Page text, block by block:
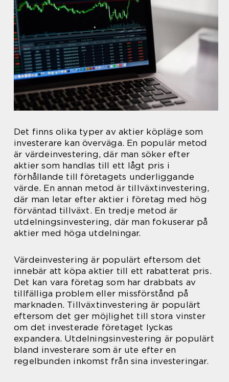
Det finns olika typer av aktier köpläge som
investerare kan överväga. En populär metod
är värdeinvestering, där man söker efter
aktier som handlas till ett lågt pris i
förhållande till företagets underliggande
värde. En annan metod är tillväxtinvestering,
där man letar efter aktier i företag med hög
förväntad tillväxt. En tredje metod är
utdelningsinvestering, där man fokuserar på
aktier med höga utdelningar.
Värdeinvestering är populärt eftersom det
innebär att köpa aktier till ett rabatterat pris.
Det kan vara företag som har drabbats av
tillfälliga problem eller missförstånd på
marknaden. Tillväxtinvestering är populärt
eftersom det ger möjlighet till stora vinster
om det investerade företaget lyckas
expandera. Utdelningsinvestering är populärt
bland investerare som är ute efter en
regelbunden inkomst från sina investeringar.